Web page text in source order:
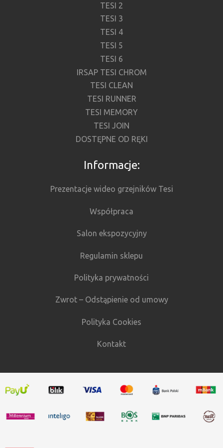
TESI 2
TESI 3
TESI 4
TESI 5
TESI 6
IRSAP TESI CHROM
TESI CLEAN
TESI RUNNER
TESI MEMORY
TESI JOIN
DOSTĘPNE OD RĘKI
Informacje:
Prezentacje wideo grzejników Tesi
Współpraca
Salon ekspozycyjny
Regulamin sklepu
Polityka prywatności
Zwrot – Odstąpienie od umowy
Polityka Cookies
Kontakt